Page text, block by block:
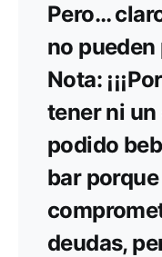
Pero…
no pueden
Nota:
tener ni
podido
bar
deudas,